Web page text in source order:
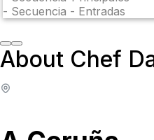
- Secuencia - Entradas
About Chef